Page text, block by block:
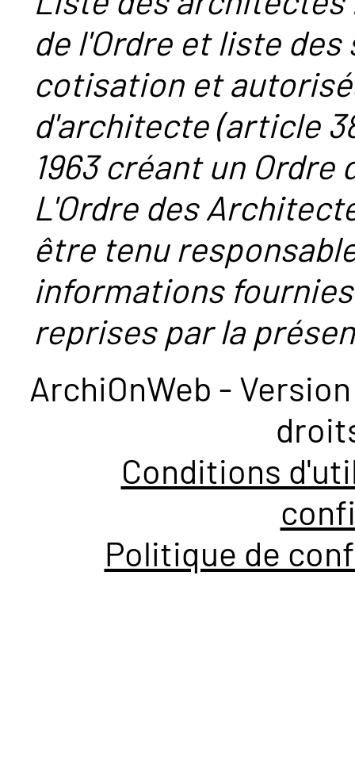
de l'Ordre et liste
cotisation et
d'architecte (article
1963 créant un
L'Ordre des
être tenu
informations
reprises par la
ArchiOnWeb -
Conditions
Politique de